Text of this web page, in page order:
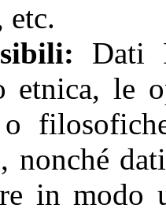
etc.
Dati
etnica, le
nonché
in modo